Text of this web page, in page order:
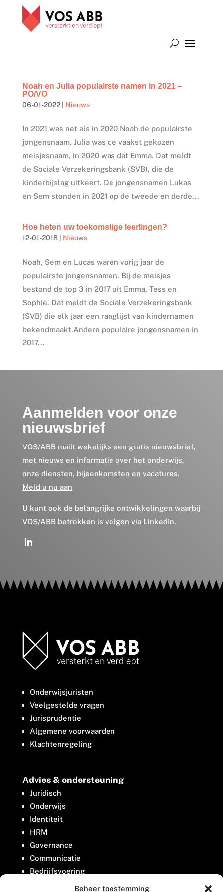
Beheer toestemming
Noah en Julia populairste namen in 2021 –
PO/VO
06-01-2022| Nieuws
In 2021 was net als in 2020 Noah de populairste
jongensnaam. Julia was de vaakst gekozen
meisjesnaam, in 2020 was dat Emma. Dat meldt
de Sociale Verzekeringsbank (SVB), die de
kinderbijslag uitkeert. De jongensnamen Lukas
en Sem stonden in 2021 op de tweede en derde...
Hoe heten uw toekomstige leerlingen?
12-01-2018| Nieuws
Noah, Sem en Lucas waren vorig jaar de
populairste jongensnamen. Bij de meisjes
bestond de top 3 in 2017 uit Emma, Tess en
Sophie. Dat meldt de Sociale Verzekeringsbank
(SVB) die elk jaar een ranglijst van kindernamen
bekendmaakt.Andere populaire jongensnamen in
2017...
Aanmelden voor onze
nieuwsbrief
VOS/ABB mailt wekelijks een gratis nieuwsbrief,
met nieuws en informatie over het onderwijs,
onze diensten, bijeenkomsten en vacatures.
Meld u nu aan
U kunt ook de belangrijke ontwikkelingen waarbij
VOS/ABB betrokken is volgen via LinkedIn.
Onderwijsjuristen
Veelgestelde vragen
Jurisprudentie
Algemene voorwaarden
Klachtenregeling
Advies & ondersteuning
Juridisch
Onderwijs
Identiteit
HRM
Governance
Communicatie
Bedrijfsvoering
Belangenbehartiging